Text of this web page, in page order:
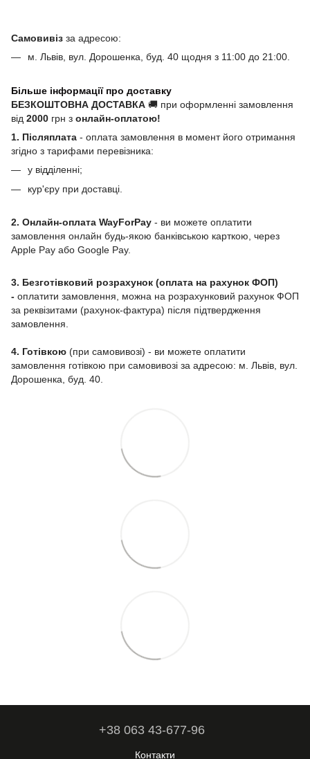
Самовивіз за адресою:
м. Львів, вул. Дорошенка, буд. 40 щодня з 11:00 до 21:00.
Більше інформації про доставку
БЕЗКОШТОВНА ДОСТАВКА 🚚 при оформленні замовлення
від 2000 грн з онлайн-оплатою!
1. Післяплата - оплата замовлення в момент його отримання
згідно з тарифами перевізника:
у відділенні;
кур'єру при доставці.
2. Онлайн-оплата WayForPay - ви можете оплатити
замовлення онлайн будь-якою банківською карткою, через
Apple Pay або Google Pay.
3. Безготівковий розрахунок (оплата на рахунок ФОП)
- оплатити замовлення, можна на розрахунковий рахунок ФОП
за реквізитами (рахунок-фактура) після підтвердження
замовлення.
4. Готівкою (при самовивозі) - ви можете оплатити
замовлення готівкою при самовивозі за адресою: м. Львів, вул.
Дорошенка, буд. 40.
+38 063 43-677-96
Контакти